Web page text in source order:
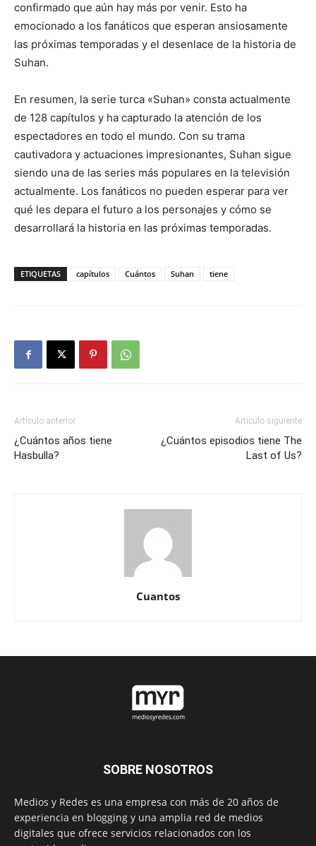
confirmado que aún hay más por venir. Esto ha
emocionado a los fanáticos que esperan ansiosamente
las próximas temporadas y el desenlace de la historia de
Suhan.
En resumen, la serie turca «Suhan» consta actualmente
de 128 capítulos y ha capturado la atención de los
espectadores en todo el mundo. Con su trama
cautivadora y actuaciones impresionantes, Suhan sigue
siendo una de las series más populares en la televisión
actualmente. Los fanáticos no pueden esperar para ver
qué les depara el futuro a los personajes y cómo se
desarrollará la historia en las próximas temporadas.
ETIQUETAS capítulos Cuántos Suhan tiene
Artículo anterior
¿Cuántos años tiene
Hasbulla?
Artículo siguiente
¿Cuántos episodios tiene The
Last of Us?
Cuantos
SOBRE NOSOTROS
Medios y Redes es una empresa con más de 20 años de
experiencia en blogging y una amplia red de medios
digitales que ofrece servicios relacionados con los